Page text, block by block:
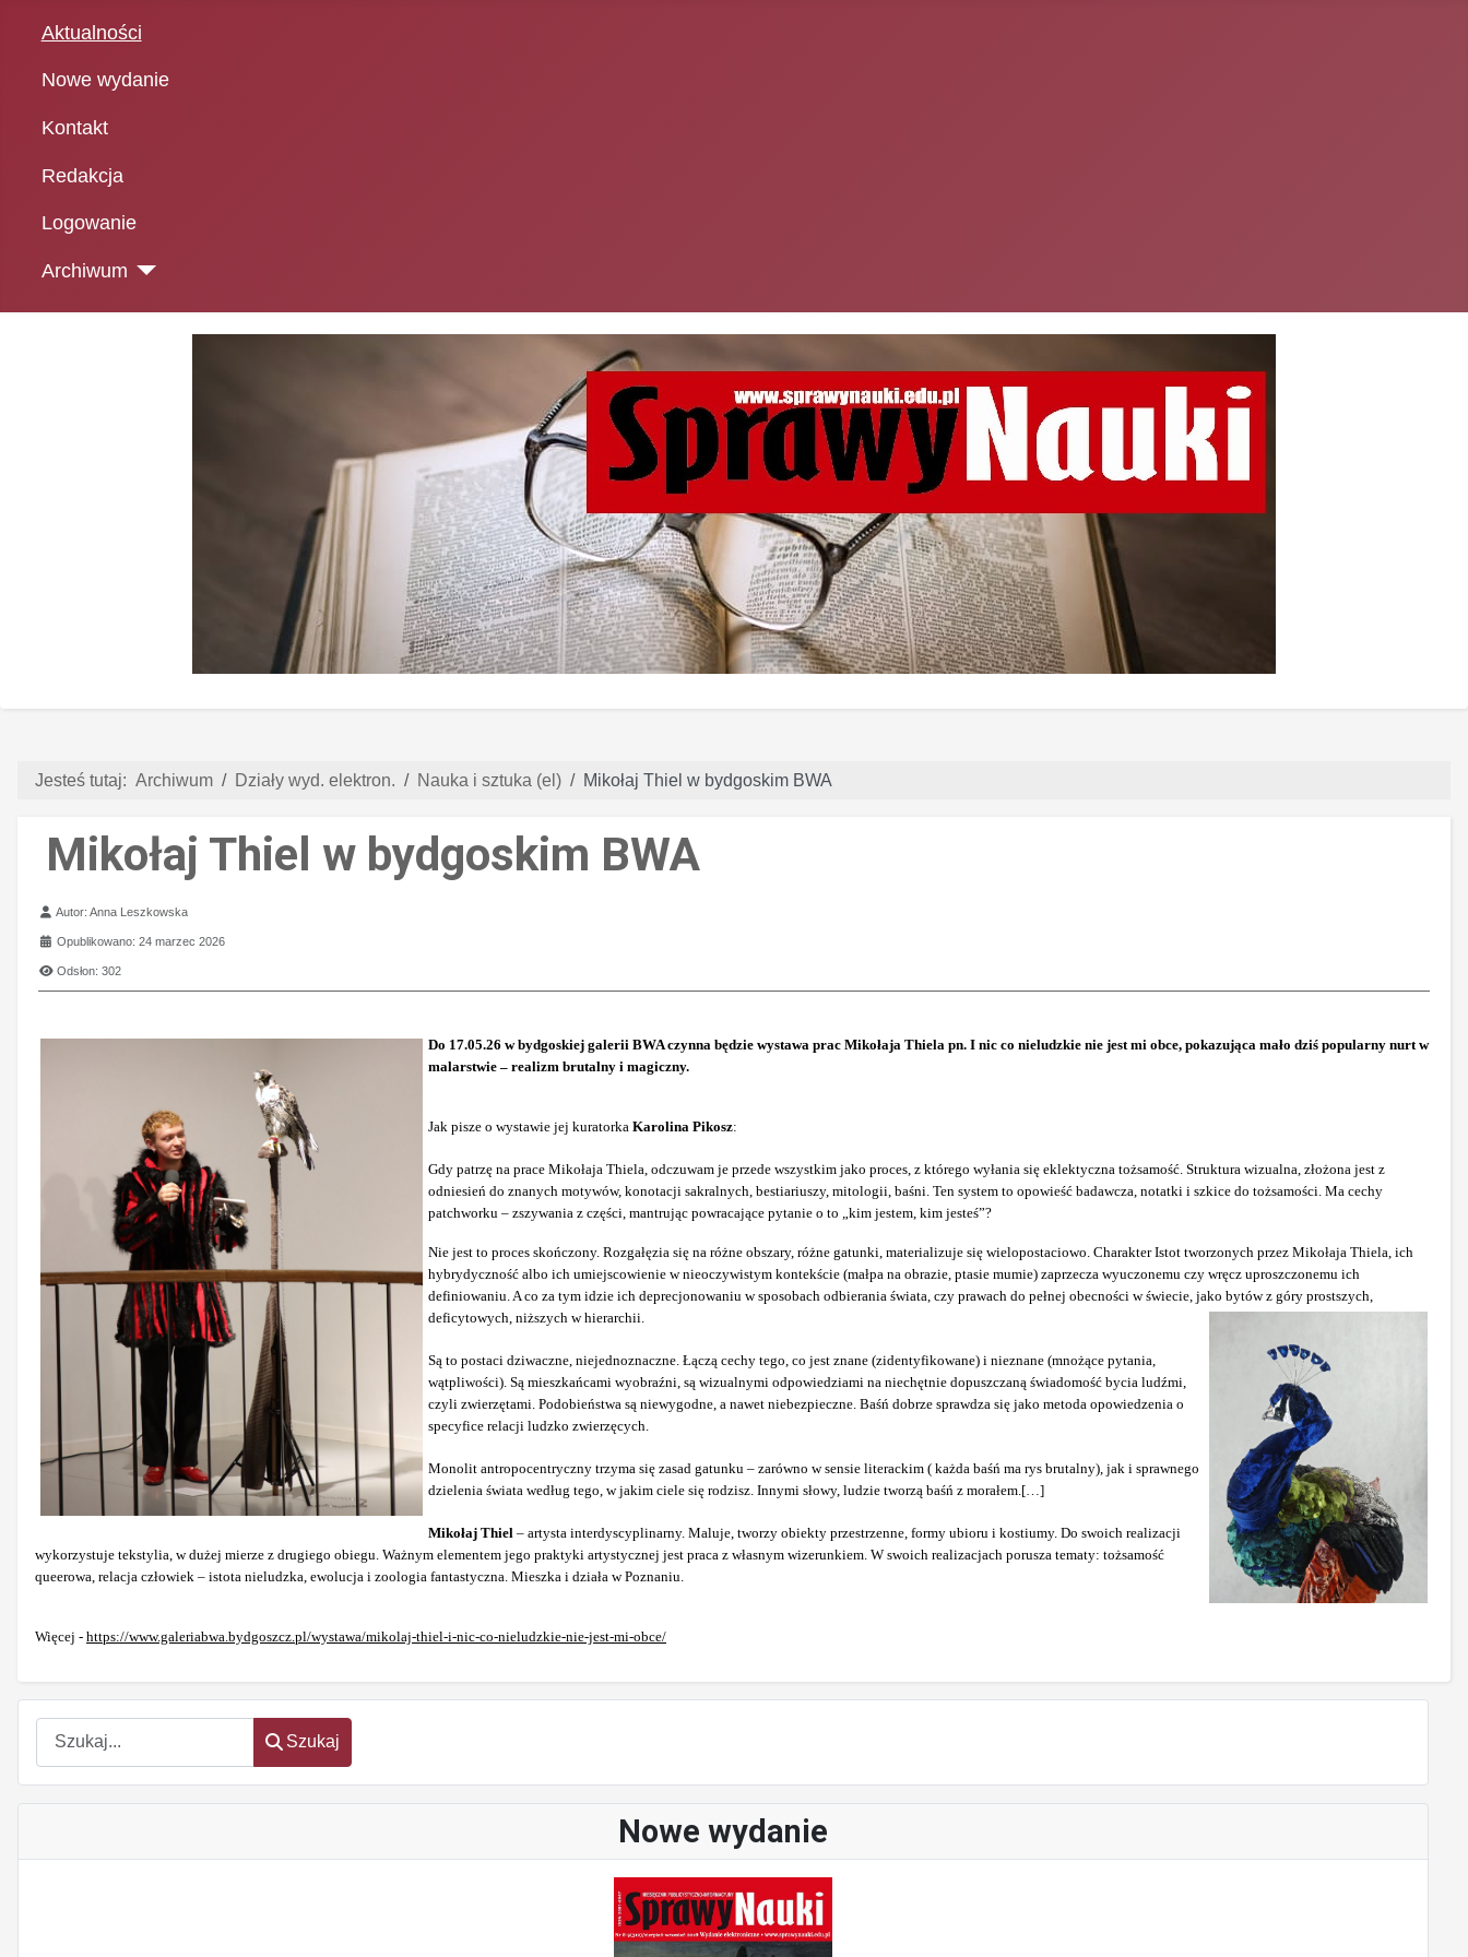
Aktualności
Nowe wydanie
Kontakt
Redakcja
Logowanie
Archiwum
Szukaj
Szukaj
Nowe wydanie
Jesteś tutaj: Archiwum Działy wyd. elektron. Nauka i sztuka (el) Mikołaj Thiel w bydgoskim BWA
Mikołaj Thiel w bydgoskim BWA
Szczegóły
Autor:Anna Leszkowska
Opublikowano: 24 marzec 2026
Odsłon: 302
Do 17.05.26 w bydgoskiej galerii BWA czynna będzie wystawa prac Mikołaja Thiela pn. I nic co nieludzkie nie jest mi obce, pokazująca mało dziś popularny nurt w
malarstwie – realizm brutalny i magiczny.
Jak pisze o wystawie jej kuratorka Karolina Pikosz:
Gdy patrzę na prace Mikołaja Thiela, odczuwam je przede wszystkim jako proces, z którego wyłania się eklektyczna tożsamość. Struktura wizualna, złożona jest z
odniesień do znanych motywów, konotacji sakralnych, bestiariuszy, mitologii, baśni. Ten system to opowieść badawcza, notatki i szkice do tożsamości. Ma cechy
patchworku – zszywania z części, mantrując powracające pytanie o to „kim jestem, kim jesteś”?
Nie jest to proces skończony. Rozgałęzia się na różne obszary, różne gatunki, materializuje się wielopostaciowo. Charakter Istot tworzonych przez Mikołaja Thiela, ich
hybrydyczność albo ich umiejscowienie w nieoczywistym kontekście (małpa na obrazie, ptasie mumie) zaprzecza wyuczonemu czy wręcz uproszczonemu ich
definiowaniu. A co za tym idzie ich deprecjonowaniu w sposobach odbierania świata, czy prawach do pełnej obecności w świecie, jako bytów z góry prostszych,
deficytowych, niższych w hierarchii.
Są to postaci dziwaczne, niejednoznaczne. Łączą cechy tego, co jest znane (zidentyfikowane) i nieznane (mnożące pytania,
wątpliwości). Są mieszkańcami wyobraźni, są wizualnymi odpowiedziami na niechętnie dopuszczaną świadomość bycia ludźmi,
czyli zwierzętami. Podobieństwa są niewygodne, a nawet niebezpieczne. Baśń dobrze sprawdza się jako metoda opowiedzenia o
specyfice relacji ludzko zwierzęcych.
Monolit antropocentryczny trzyma się zasad gatunku – zarówno w sensie literackim ( każda baśń ma rys brutalny), jak i sprawnego
dzielenia świata według tego, w jakim ciele się rodzisz. Innymi słowy, ludzie tworzą baśń z morałem.[…]
Mikołaj Thiel – artysta interdyscyplinarny. Maluje, tworzy obiekty przestrzenne, formy ubioru i kostiumy. Do swoich realizacji
wykorzystuje tekstylia, w dużej mierze z drugiego obiegu. Ważnym elementem jego praktyki artystycznej jest praca z własnym wizerunkiem. W swoich realizacjach porusza tematy: tożsamość
queerowa, relacja człowiek – istota nieludzka, ewolucja i zoologia fantastyczna. Mieszka i działa w Poznaniu.
Więcej - https://www.galeriabwa.bydgoszcz.pl/wystawa/mikolaj-thiel-i-nic-co-nieludzkie-nie-jest-mi-obce/